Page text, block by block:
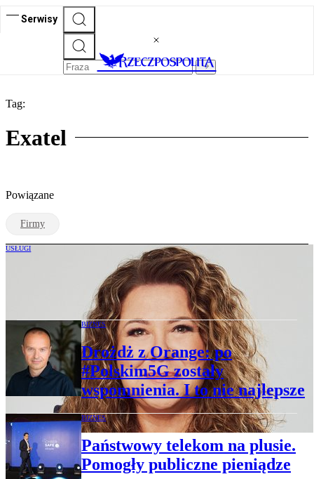
Serwisy
Tag:
Exatel
Powiązane
Firmy
USŁUGI
Magdalena Gaj o Poczcie Polskiej: trzeba
odbudować relacje i przyciągnąć młodych
BIZNES
Drożdż z Orange: po
#Polskim5G zostały
wspomnienia. I to nie najlepsze
BIZNES
Państwowy telekom na plusie.
Pomogły publiczne pieniądze